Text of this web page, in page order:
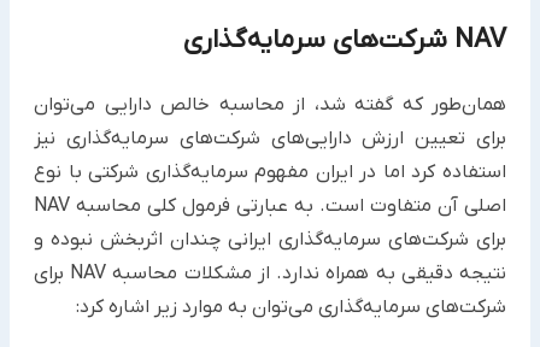
NAV شرکت‌های سرمایه‌گذاری
همان‌طور که گفته شد، از محاسبه خالص دارایی می‌توان
برای تعیین ارزش دارایی‌های شرکت‌های سرمایه‌گذاری نیز
استفاده کرد اما در ایران مفهوم سرمایه‌گذاری شرکتی با نوع
اصلی آن متفاوت است. به عبارتی فرمول کلی محاسبه NAV
برای شرکت‌های سرمایه‌گذاری ایرانی چندان اثربخش نبوده و
نتیجه دقیقی به همراه ندارد. از مشکلات محاسبه NAV برای
شرکت‌های سرمایه‌گذاری می‌توان به موارد زیر اشاره کرد: